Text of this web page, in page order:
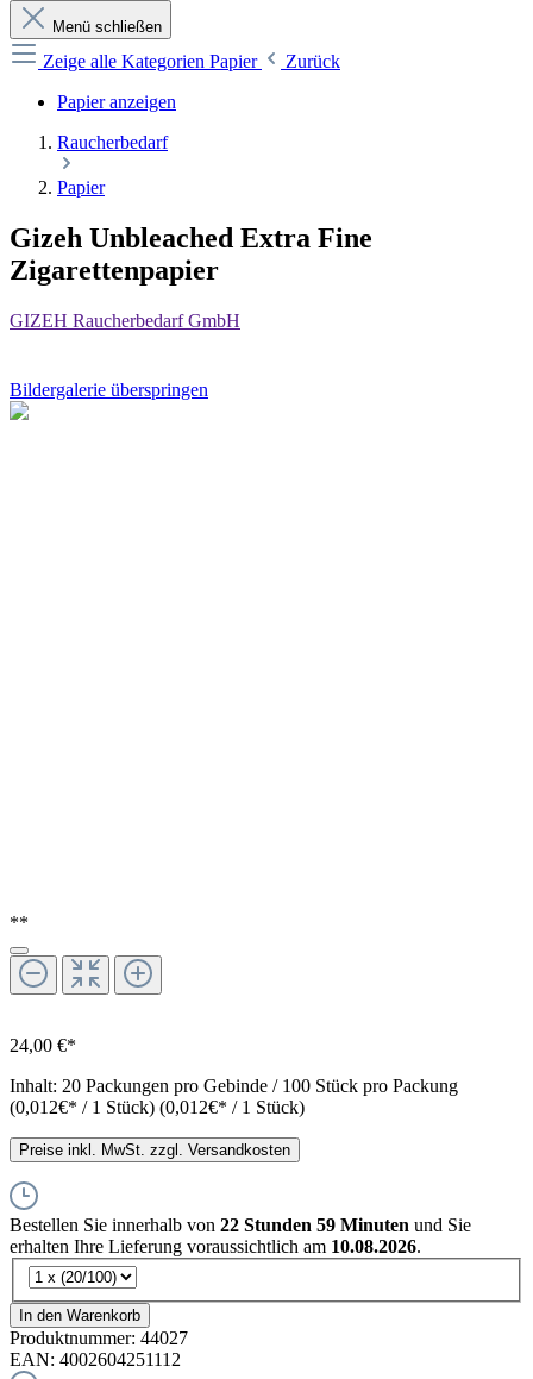
Menü schließen
Zeige alle Kategorien Papier
Zurück
Papier anzeigen
Raucherbedarf
Papier
Gizeh Unbleached Extra Fine
Zigarettenpapier
GIZEH Raucherbedarf GmbH
Bildergalerie überspringen
**
24,00 €*
Inhalt: 20 Packungen pro Gebinde / 100 Stück pro Packung
(0,012€* / 1 Stück) (0,012€* / 1 Stück)
Preise inkl. MwSt. zzgl. Versandkosten
Bestellen Sie innerhalb von 22 Stunden 59 Minuten und Sie
erhalten Ihre Lieferung voraussichtlich am 10.08.2026.
In den Warenkorb
Produktnummer: 44027
EAN: 4002604251112